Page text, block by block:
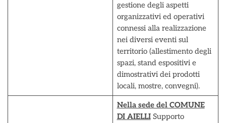
gestione degli aspetti
organizzativi ed operativi
connessi alla realizzazione
nei diversi eventi sul
territorio (allestimento degli
spazi, stand espositivi e
dimostrativi dei prodotti
locali, mostre, convegni).
Nella sede del COMUNE
DI AIELLISupporto